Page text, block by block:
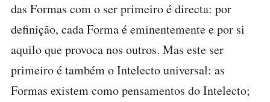
das Formas com o ser primeiro é directa: por
definição, cada Forma é eminentemente e por si
aquilo que provoca nos outros. Mas este ser
primeiro é também o Intelecto universal: as
Formas existem como pensamentos do Intelecto;